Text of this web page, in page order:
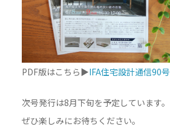
PDF版はこちら▶IFA住宅設計通信90号
次号発行は8月下旬を予定しています。
ぜひ楽しみにお待ちください。